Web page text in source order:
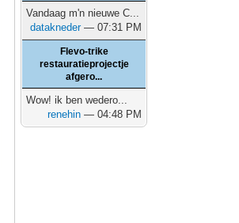
Vandaag m'n nieuwe C...
datakneder— 07:31 PM
Flevo-trike
restauratieprojectje
afgero...
Wow! ik ben wedero...
renehin — 04:48 PM